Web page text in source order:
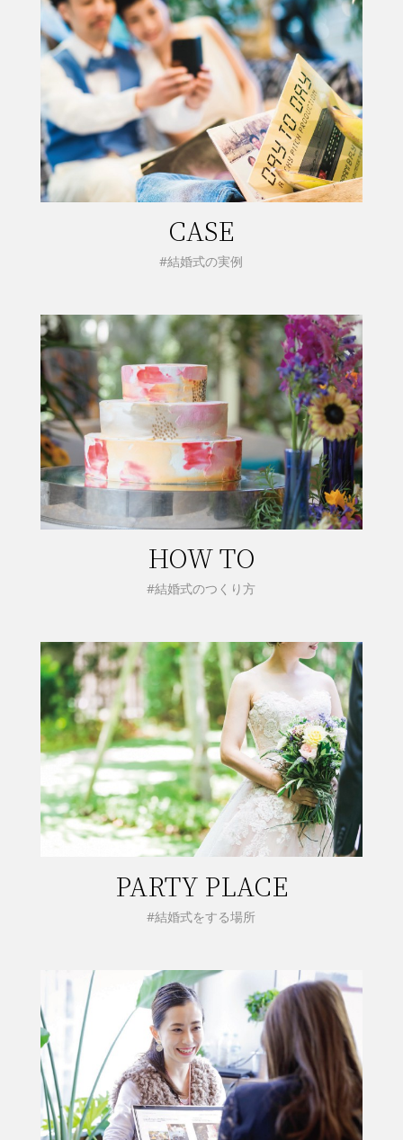
CASE
#結婚式の実例
HOW TO
#結婚式のつくり方
PARTY PLACE
#結婚式をする場所